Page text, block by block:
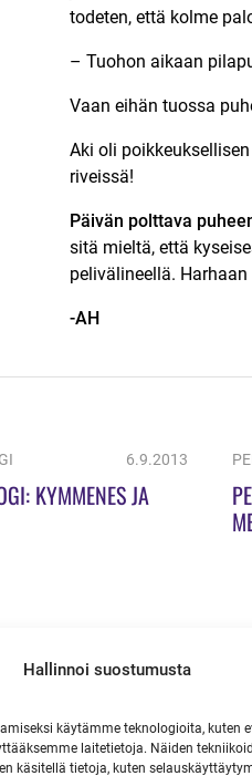
Hallinnoi suostumusta
käytämme teknologioita, kuten
laitetietoja. Näiden
käsitellä tietoja, kuten
todeten, että kolme
– Tuohon aikaan
Vaan eihän tuossa
Aki oli
riveissä!
Päivän polttava
sitä mieltä, että
pelivälineellä.
-AH
6.9.2013
KYMMENES JA
JOUKKUELIPUT JA